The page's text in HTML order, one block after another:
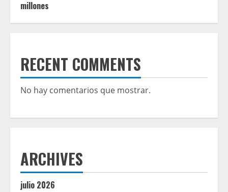
millones
RECENT COMMENTS
No hay comentarios que mostrar.
ARCHIVES
julio 2026